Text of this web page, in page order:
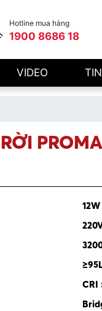
Hotline mua hàng
1900 8686 18
VIDEO
12W
CRI